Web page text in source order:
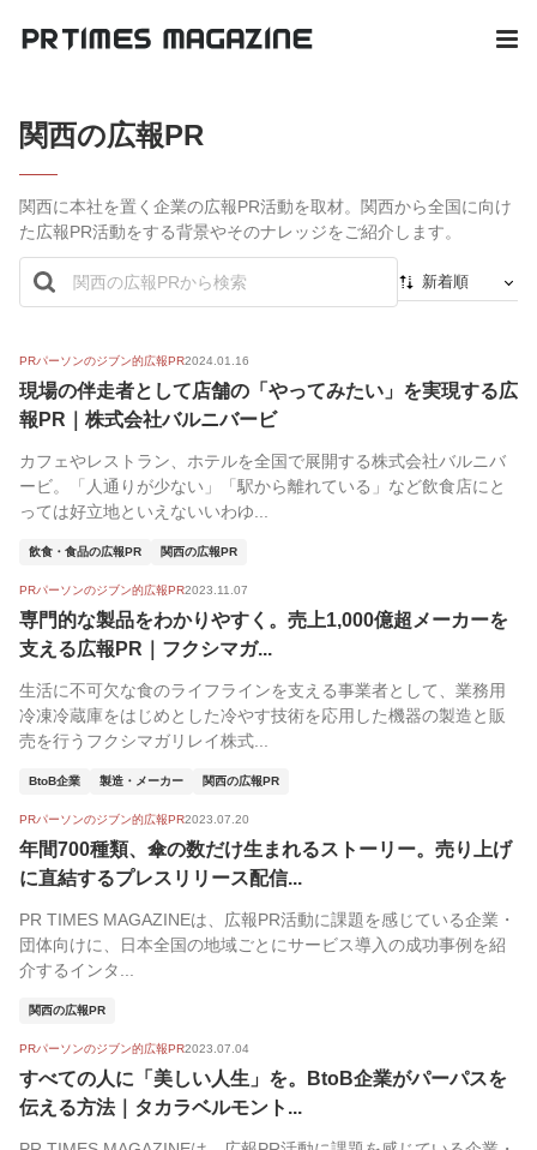
関西の広報PR
関西に本社を置く企業の広報PR活動を取材。関西から全国に向け
た広報PR活動をする背景やそのナレッジをご紹介します。
新着順
人気順
PRパーソンのジブン的広報PR2024.01.16
現場の伴走者として店舗の「やってみたい」を実現する広
報PR｜株式会社バルニバービ
カフェやレストラン、ホテルを全国で展開する株式会社バルニバ
ービ。「人通りが少ない」「駅から離れている」など飲食店にと
っては好立地といえないいわゆ...
飲食・食品の広報PR 関西の広報PR
PRパーソンのジブン的広報PR2023.11.07
専門的な製品をわかりやすく。売上1,000億超メーカーを
支える広報PR｜フクシマガ...
生活に不可欠な食のライフラインを支える事業者として、業務用
冷凍冷蔵庫をはじめとした冷やす技術を応用した機器の製造と販
売を行うフクシマガリレイ株式...
BtoB企業 製造・メーカー 関西の広報PR
PRパーソンのジブン的広報PR2023.07.20
年間700種類、傘の数だけ生まれるストーリー。売り上げ
に直結するプレスリリース配信...
PR TIMES MAGAZINEは、広報PR活動に課題を感じている企業・
団体向けに、日本全国の地域ごとにサービス導入の成功事例を紹
介するインタ...
関西の広報PR
PRパーソンのジブン的広報PR2023.07.04
すべての人に「美しい人生」を。BtoB企業がパーパスを
伝える方法｜タカラベルモント...